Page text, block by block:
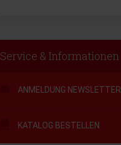
Service & Informationen
ANMELDUNG NEWSLETTER
KATALOG BESTELLEN